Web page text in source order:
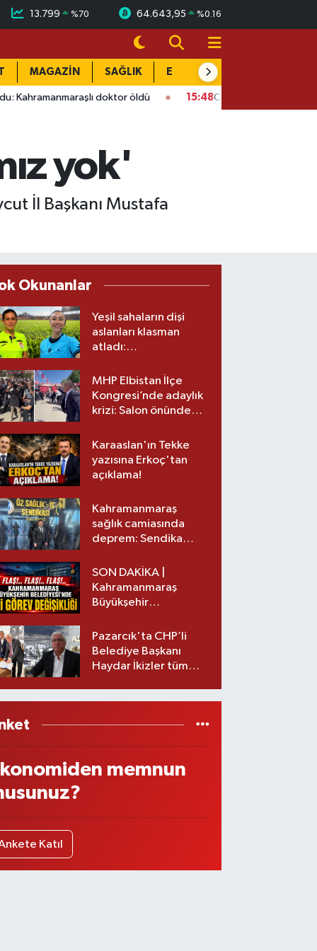
13.799 %70 64.643,95 %0.16
MAGAZİN SAĞLIK EĞİTİM
doktor öldü 15:48 Onikişubat’ta ücretsiz üniversite
yok'
İl Başkanı Mustafa
Okunanlar
Yeşil sahaların dişi
aslanları klasman
atladı:
üst lige iki transfer!
MHP Elbistan İlçe
Kongresi’nde adaylık
krizi: Salon önünde
Karaaslan'ın Tekke
yazısına Erkoç'tan
açıklama!
Kahramanmaraş
sağlık camiasında
deprem: Sendika
SON DAKİKA |
Kahramanmaraş
Büyükşehir
görev değişikliği!
Pazarcık'ta CHP’li
Belediye Başkanı
Haydar İkizler tüm
memnun
Katıl